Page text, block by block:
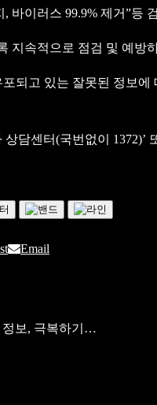
, 바이러스 99.9% 제거”
지속적으로 점검 및 예
되고 있는 잘못된 정보
담센터(국번없이
Email
정보, 극복하기…